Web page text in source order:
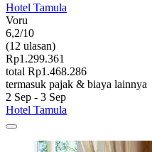
Hotel Tamula
Voru
6,2/10
(12 ulasan)
Rp1.299.361
total Rp1.468.286
termasuk pajak & biaya lainnya
2 Sep - 3 Sep
Hotel Tamula